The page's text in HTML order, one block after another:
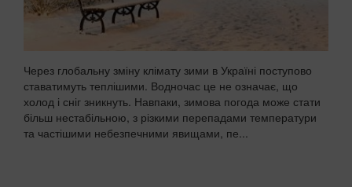
Через глобальну зміну клімату зими в Україні поступово
ставатимуть теплішими. Водночас це не означає, що
холод і сніг зникнуть. Навпаки, зимова погода може стати
більш нестабільною, з різкими перепадами температури
та частішими небезпечними явищами, пе...